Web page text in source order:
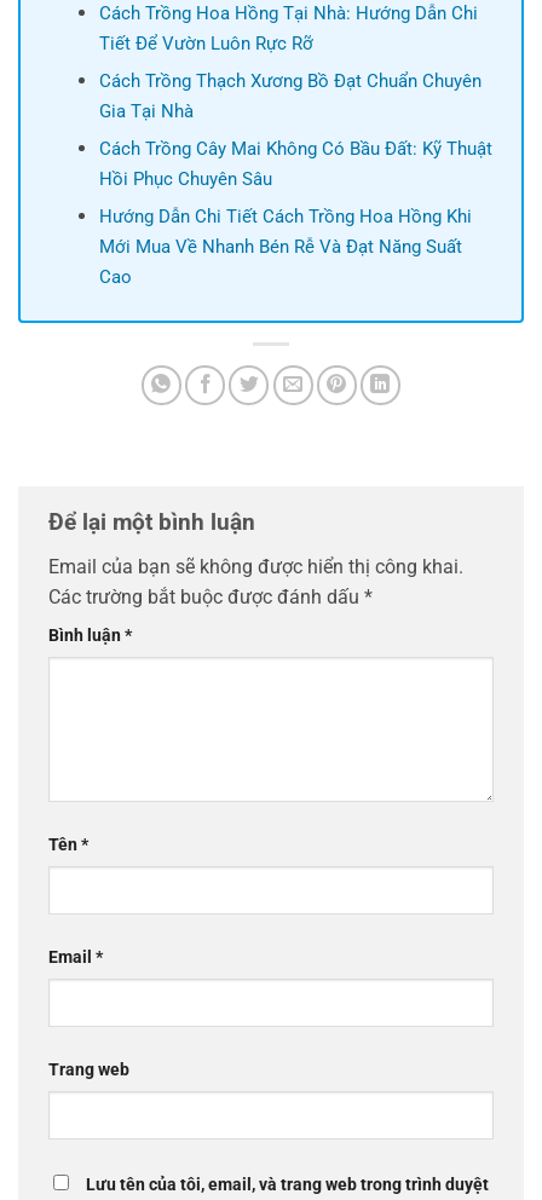
Cách Trồng Hoa Hồng Tại Nhà: Hướng Dẫn Chi
Tiết Để Vườn Luôn Rực Rỡ
Cách Trồng Thạch Xương Bồ Đạt Chuẩn Chuyên
Gia Tại Nhà
Cách Trồng Cây Mai Không Có Bầu Đất: Kỹ Thuật
Hồi Phục Chuyên Sâu
Hướng Dẫn Chi Tiết Cách Trồng Hoa Hồng Khi
Mới Mua Về Nhanh Bén Rễ Và Đạt Năng Suất
Cao
Để lại một bình luận
Email của bạn sẽ không được hiển thị công khai.
Các trường bắt buộc được đánh dấu *
Bình luận*
Tên*
Email *
Trang web
Lưu tên của tôi, email, và trang web trong trình duyệt